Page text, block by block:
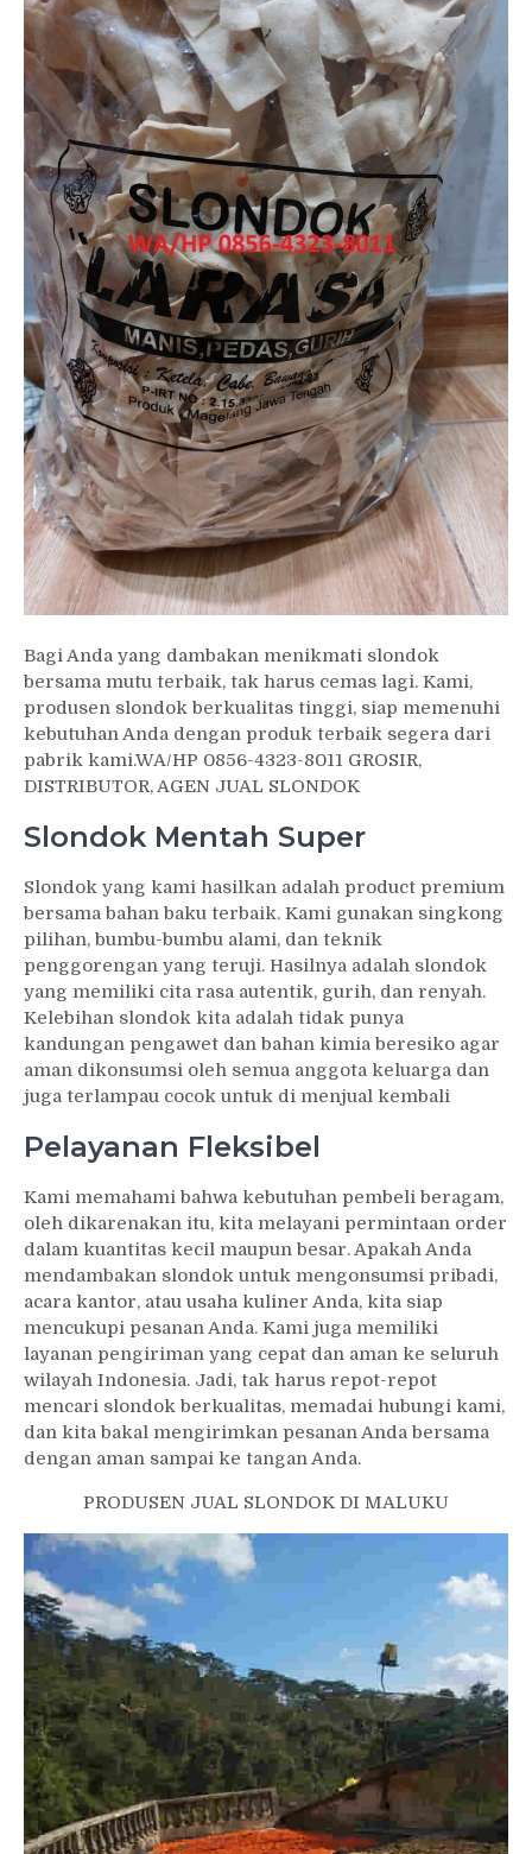
Bagi Anda yang dambakan menikmati slondok
bersama mutu terbaik, tak harus cemas lagi. Kami,
produsen slondok berkualitas tinggi, siap memenuhi
kebutuhan Anda dengan produk terbaik segera dari
pabrik kami.WA/HP 0856-4323-8011 GROSIR,
DISTRIBUTOR, AGEN JUAL SLONDOK
Slondok Mentah Super
Slondok yang kami hasilkan adalah product premium
bersama bahan baku terbaik. Kami gunakan singkong
pilihan, bumbu-bumbu alami, dan teknik
penggorengan yang teruji. Hasilnya adalah slondok
yang memiliki cita rasa autentik, gurih, dan renyah.
Kelebihan slondok kita adalah tidak punya
kandungan pengawet dan bahan kimia beresiko agar
aman dikonsumsi oleh semua anggota keluarga dan
juga terlampau cocok untuk di menjual kembali
Pelayanan Fleksibel
Kami memahami bahwa kebutuhan pembeli beragam,
oleh dikarenakan itu, kita melayani permintaan order
dalam kuantitas kecil maupun besar. Apakah Anda
mendambakan slondok untuk mengonsumsi pribadi,
acara kantor, atau usaha kuliner Anda, kita siap
mencukupi pesanan Anda. Kami juga memiliki
layanan pengiriman yang cepat dan aman ke seluruh
wilayah Indonesia. Jadi, tak harus repot-repot
mencari slondok berkualitas, memadai hubungi kami,
dan kita bakal mengirimkan pesanan Anda bersama
dengan aman sampai ke tangan Anda.
PRODUSEN JUAL SLONDOK DI MALUKU